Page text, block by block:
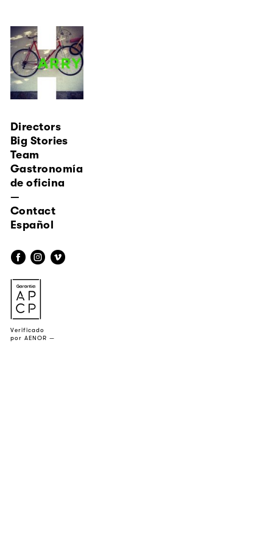
Directors
Big Stories
Team
Gastronomía
de oficina
—
Contact
Español
f i v
a
Verificado
por AENOR —